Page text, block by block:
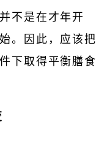
不是在才年开
。因此，应该把
下取得平衡膳食